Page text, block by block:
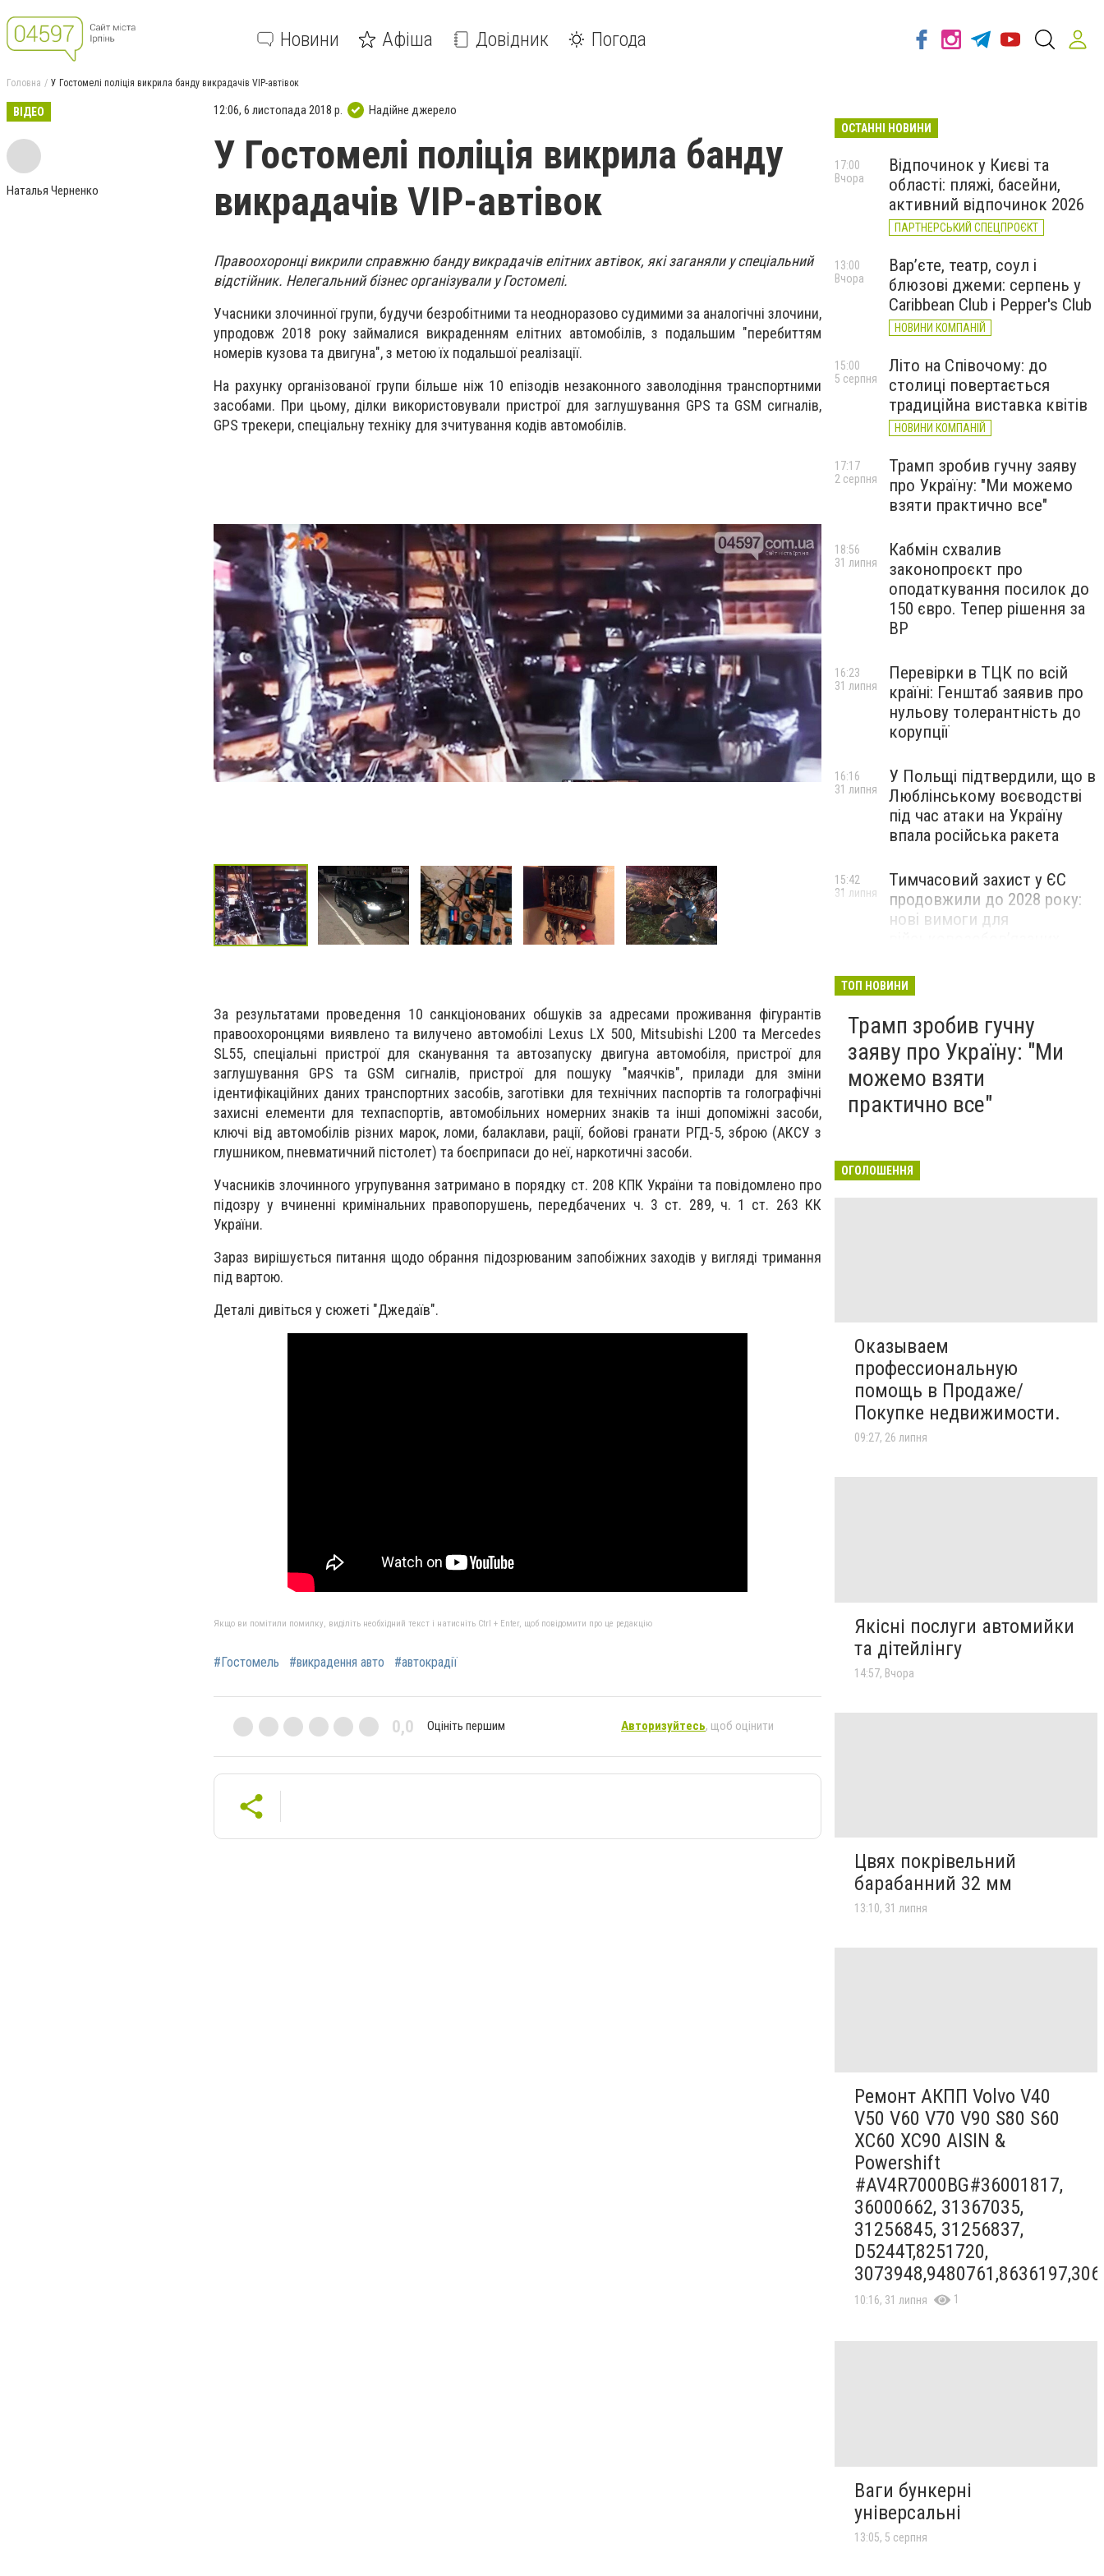
Новини Афіша Довідник Погода
Головна У Гостомелі поліція викрила банду викрадачів VIP-автівок
ВІДЕО
Наталья Черненко
12:06, 6 листопада 2018 р. Надійне джерело
У Гостомелі поліція викрила банду
викрадачів VIP-автівок
Правоохоронці викрили справжню банду викрадачів елітних автівок, які заганяли у спеціальний
відстійник. Нелегальний бізнес організували у Гостомелі.
Учасники злочинної групи, будучи безробітними та неодноразово судимими за аналогічні злочини,
упродовж 2018 року займалися викраденням елітних автомобілів, з подальшим "перебиттям
номерів кузова та двигуна", з метою їх подальшої реалізації.
На рахунку організованої групи більше ніж 10 епізодів незаконного заволодіння транспортними
засобами. При цьому, ділки використовували пристрої для заглушування GPS та GSM сигналів,
GPS трекери, спеціальну техніку для зчитування кодів автомобілів.
За результатами проведення 10 санкціонованих обшуків за адресами проживання фігурантів
правоохоронцями виявлено та вилучено автомобілі Lexus LX 500, Mitsubishi L200 та Mercedes
SL55, спеціальні пристрої для сканування та автозапуску двигуна автомобіля, пристрої для
заглушування GPS та GSM сигналів, пристрої для пошуку "маячків", прилади для зміни
ідентифікаційних даних транспортних засобів, заготівки для технічних паспортів та голографічні
захисні елементи для техпаспортів, автомобільних номерних знаків та інші допоміжні засоби,
ключі від автомобілів різних марок, ломи, балаклави, рації, бойові гранати РГД-5, зброю (АКСУ з
глушником, пневматичний пістолет) та боєприпаси до неї, наркотичні засоби.
Учасників злочинного угрупування затримано в порядку ст. 208 КПК України та повідомлено про
підозру у вчиненні кримінальних правопорушень, передбачених ч. 3 ст. 289, ч. 1 ст. 263 КК
України.
Зараз вирішується питання щодо обрання підозрюваним запобіжних заходів у вигляді тримання
під вартою.
Деталі дивіться у сюжеті "Джедаїв".
Якщо ви помітили помилку, виділіть необхідний текст і натисніть Ctrl + Enter, щоб повідомити про це редакцію
#Гостомель #викрадення авто #автокрадії
0,0 Оцініть першим Авторизуйтесь, щоб оцінити
ОСТАННІ НОВИНИ
Відпочинок у Києві та
області: пляжі, басейни,
активний відпочинок 2026
ПАРТНЕРСЬКИЙ СПЕЦПРОЄКТ
17:00
Вчора
Вар’єте, театр, соул і
блюзові джеми: серпень у
Caribbean Club і Pepper's Club
НОВИНИ КОМПАНІЙ
13:00
Вчора
Літо на Співочому: до
столиці повертається
традиційна виставка квітів
НОВИНИ КОМПАНІЙ
15:00
5 серпня
Трамп зробив гучну заяву
про Україну: "Ми можемо
взяти практично все"
17:17
2 серпня
Кабмін схвалив
законопроєкт про
оподаткування посилок до
150 євро. Тепер рішення за
ВР
18:56
31 липня
Перевірки в ТЦК по всій
країні: Генштаб заявив про
нульову толерантність до
корупції
16:23
31 липня
У Польщі підтвердили, що в
Люблінському воєводстві
під час атаки на Україну
впала російська ракета
16:16
31 липня
Тимчасовий захист у ЄС
продовжили до 2028 року:
нові вимоги для
15:42
31 липня
ТОП НОВИНИ
Трамп зробив гучну
заяву про Україну: "Ми
можемо взяти
практично все"
ОГОЛОШЕННЯ
Оказываем
профессиональную
помощь в Продаже/
Покупке недвижимости.
09:27, 26 липня
Якісні послуги автомийки
та дітейлінгу
14:57, Вчора
Цвях покрівельний
барабанний 32 мм
13:10, 31 липня
Ремонт АКПП Volvo V40
V50 V60 V70 V90 S80 S60
XC60 XC90 AISIN &
Powershift
#AV4R7000BG#36001817,
36000662, 31367035,
31256845, 31256837,
D5244T,8251720,
10:16, 31 липня 1
Ваги бункерні
універсальні
13:05, 5 серпня